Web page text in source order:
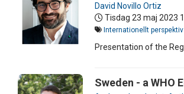
David Novillo Ortiz
Tisdag 23 maj 2023
Internationellt
Presentation of the
Sweden - a WHO